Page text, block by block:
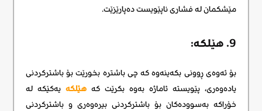
مێشکمان لە فشاری ناپێویست دەپارێزێت.
9. هێلکە:
بۆ ئەوەی ڕوونی بکەینەوە کە چی باشترە بخورێت بۆ باشترکردنی
یادەوەری، پێویستە ئاماژە بەوە بکرێت کە هێلکە یەکێکە لە
خۆراکە بەسوودەکان بۆ باشترکردنی بیرەوەری و باشترکردنی